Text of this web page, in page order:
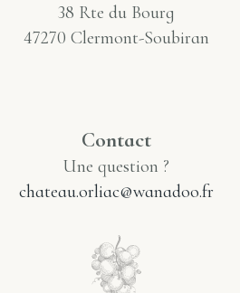
38 Rte du Bourg
47270 Clermont-Soubiran
Contact
Une question ?
chateau.orliac@wanadoo.fr